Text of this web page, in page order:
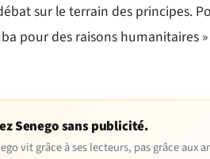
sur le terrain des principes.
pour des raisons humanitaires
Senego sans publicité.
vit grâce à ses lecteurs, pas grâce